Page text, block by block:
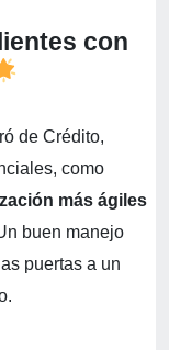
con
de Crédito,
como
más ágiles
buen manejo
puertas a un